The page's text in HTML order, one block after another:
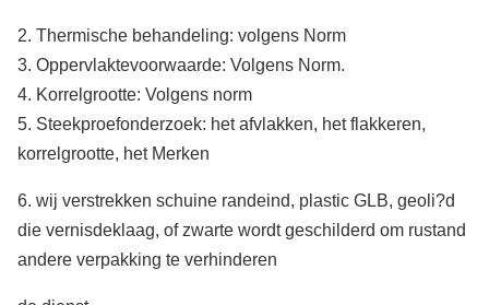
2. Thermische behandeling: volgens Norm
3. Oppervlaktevoorwaarde: Volgens Norm.
4. Korrelgrootte: Volgens norm
5. Steekproefonderzoek: het afvlakken, het flakkeren,
korrelgrootte, het Merken
6. wij verstrekken schuine randeind, plastic GLB, geoli?d
die vernisdeklaag, of zwarte wordt geschilderd om rustand
andere verpakking te verhinderen